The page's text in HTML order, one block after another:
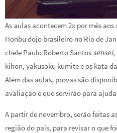
As aulas acontecem 2x por mês
Honbu dojo brasileiro no Rio de
chefe Paulo Roberto Santos sensei,
kihon, yakusoku kumite e os kata
Além das aulas, provas são
avaliação e que servirão para
A partir de novembro, serão feitas
região do país, para revisar o que